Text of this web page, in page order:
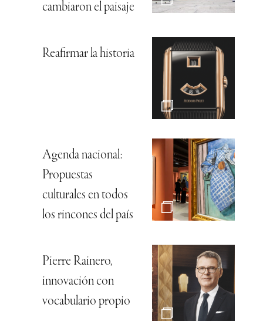
cambiaron el paisaje
Reafirmar la historia
Agenda nacional:
Propuestas
culturales en todos
los rincones del país
Pierre Rainero,
innovación con
vocabulario propio